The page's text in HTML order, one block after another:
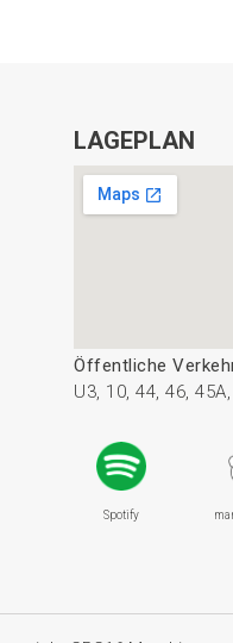
LAGEPLAN
Öffentliche
U3, 10, 44, 46,
Spotify